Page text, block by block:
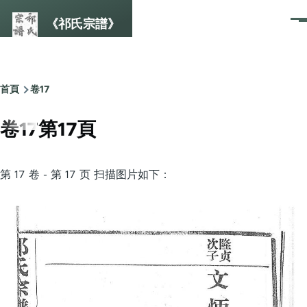
《祁氏宗譜》
選
Breadcrumb
首頁 卷17
卷17第17頁
第 17 卷 - 第 17 页 扫描图片如下：